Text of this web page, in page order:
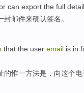
can export the full
封邮件来确认签名 。
that the user email is in
的惟一方法是 ， 向这个